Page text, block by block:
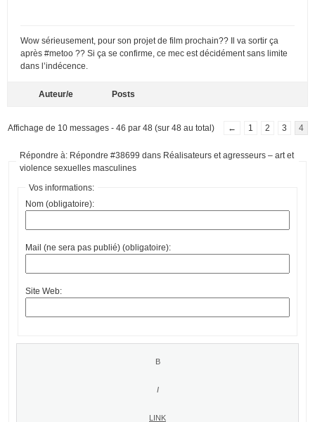
Wow sérieusement, pour son projet de film prochain?? Il va sortir ça
après #metoo ?? Si ça se confirme, ce mec est décidément sans limite
dans l’indécence.
Auteur/e Posts
Affichage de 10 messages - 46 par 48 (sur 48 au total) ← 1 2 3 4
Répondre à: Répondre #38699 dans Réalisateurs et agresseurs – art et
violence sexuelles masculines
Vos informations:
Nom (obligatoire):
Mail (ne sera pas publié) (obligatoire):
Site Web: